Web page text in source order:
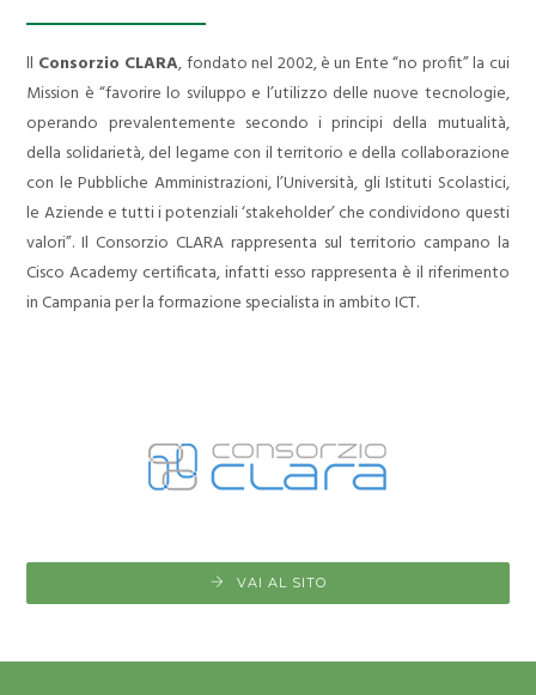
ll Consorzio CLARA, fondato nel 2002, è un Ente “no profit” la cui
Mission è “favorire lo sviluppo e l’utilizzo delle nuove tecnologie,
operando prevalentemente secondo i principi della mutualità,
della solidarietà, del legame con il territorio e della collaborazione
con le Pubbliche Amministrazioni, l’Università, gli Istituti Scolastici,
le Aziende e tutti i potenziali‘stakeholder’ che condividono questi
valori”. Il Consorzio CLARA rappresenta sul territorio campano la
Cisco Academy certificata, infatti esso rappresenta è il riferimento
in Campania per la formazione specialista in ambito ICT.
VAI AL SITO